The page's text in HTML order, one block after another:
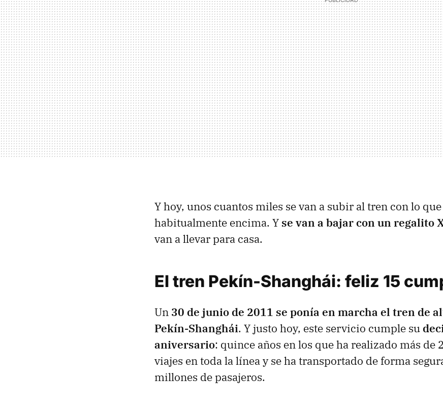
Y hoy, unos cuantos miles se van a subir al tren con lo
habitualmente encima. Y se van a bajar con un regalito
van a llevar para casa.
El tren Pekín-Shanghái: feliz 15
Un 30 de junio de 2011 se ponía en marcha el tren de
Pekín-Shanghái. Y justo hoy, este servicio cumple su
aniversario: quince años en los que ha realizado más de
viajes en toda la línea y se ha transportado de forma
millones de pasajeros.